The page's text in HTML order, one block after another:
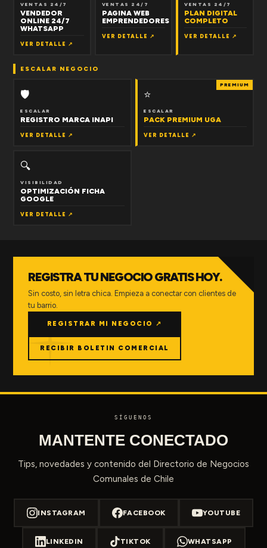
VENTAS 24/7
VENDEDOR
ONLINE 24/7
WHATSAPP
VER DETALLE ↗
VENTAS 24/7
PAGINA WEB
EMPRENDEDORES
VER DETALLE ↗
VENTAS 24/7
PLAN DIGITAL
COMPLETO
VER DETALLE ↗
ESCALAR NEGOCIO
🛡
ESCALAR
REGISTRO MARCA INAPI
VER DETALLE ↗
PREMIUM
⭐
ESCALAR
PACK PREMIUM UGA
VER DETALLE ↗
🔍
VISIBILIDAD
OPTIMIZACIÓN FICHA
GOOGLE
VER DETALLE ↗
REGISTRA TU NEGOCIO GRATIS HOY.
Sin costo, sin letra chica. Empieza a conectar con clientes de
tu barrio.
REGISTRAR MI NEGOCIO ↗
RECIBIR BOLETIN COMERCIAL
SÍGUENOS
MANTENTE CONECTADO
Tips, novedades y contenido del Directorio de Negocios
Comunales de Chile
INSTAGRAM FACEBOOK YOUTUBE
LINKEDIN TIKTOK WHATSAPP